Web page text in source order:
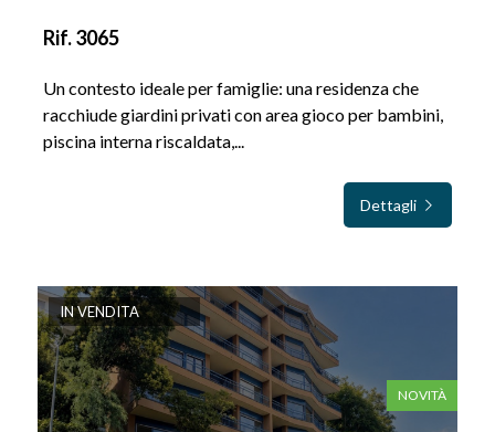
Rif. 3065
Un contesto ideale per famiglie: una residenza che
racchiude giardini privati con area gioco per bambini,
piscina interna riscaldata,...
Dettagli
IN VENDITA
NOVITÀ